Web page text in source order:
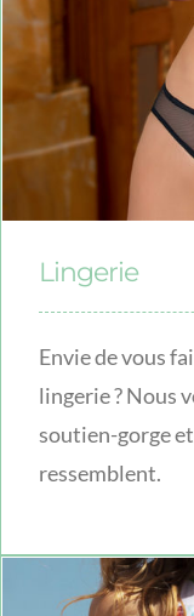
Lingerie
Envie de vous
lingerie ? Nous
soutien-gorge
ressemblent.